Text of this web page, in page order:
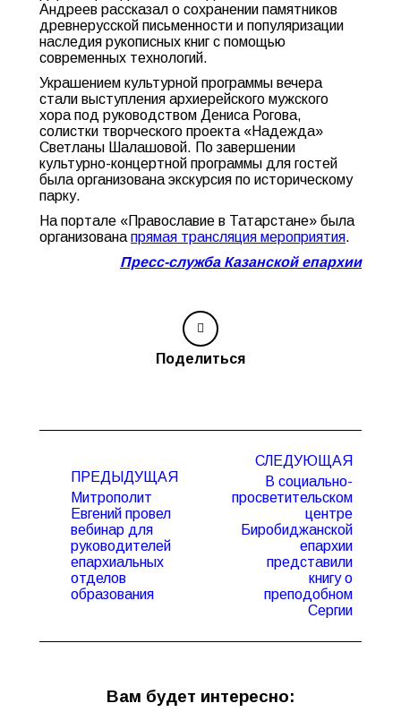
Андреев рассказал о сохранении памятников
древнерусской письменности и популяризации
наследия рукописных книг с помощью
современных технологий.
Украшением культурной программы вечера
стали выступления архиерейского мужского
хора под руководством Дениса Рогова,
солистки творческого проекта «Надежда»
Светланы Шалашовой. По завершении
культурно-концертной программы для гостей
была организована экскурсия по историческому
парку.
На портале «Православие в Татарстане» была
организована прямая трансляция мероприятия.
Пресс-служба Казанской епархии
Поделиться
записям
ПРЕДЫДУЩАЯ
Предыдущая
запись:
Митрополит
Евгений провел
вебинар для
руководителей
епархиальных
отделов
образования
СЛЕДУЮЩАЯ
Следующая
запись:
В социально-
просветительском
центре
Биробиджанской
епархии
представили
книгу о
преподобном
Сергии
Вам будет интересно: